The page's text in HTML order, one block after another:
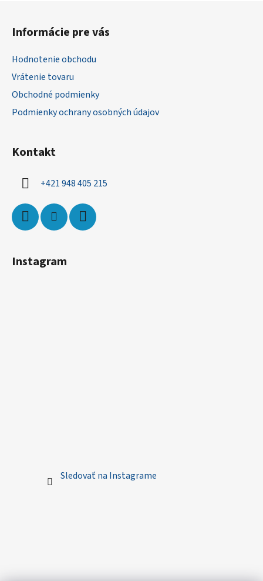
Informácie pre vás
Hodnotenie obchodu
Vrátenie tovaru
Obchodné podmienky
Podmienky ochrany osobných údajov
Kontakt
+421 948 405 215
Instagram
Sledovať na Instagrame